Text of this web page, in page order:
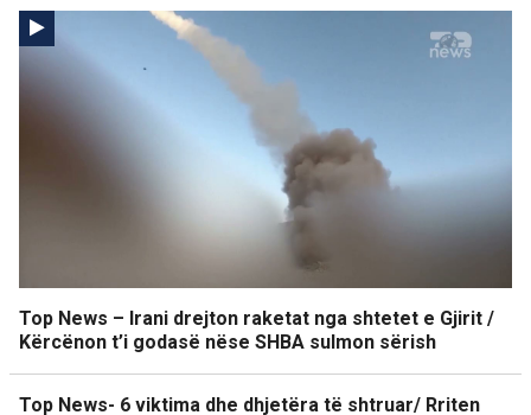
Top News – Irani drejton raketat nga shtetet e Gjirit /
Kërcënon t’i godasë nëse SHBA sulmon sërish
Top News- 6 viktima dhe dhjetëra të shtruar/ Rriten